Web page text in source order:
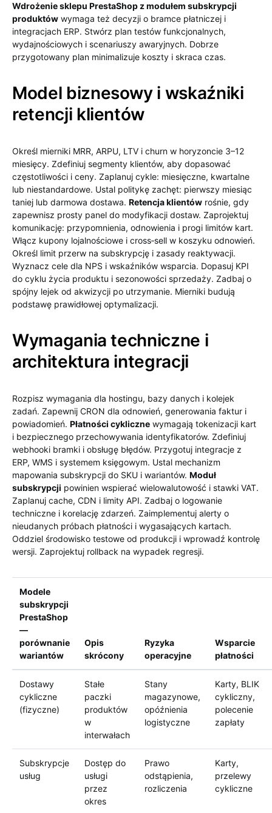
Wdrożenie sklepu PrestaShop z modułem subskrypcji
produktów wymaga też decyzji o bramce płatniczej i
integracjach ERP. Stwórz plan testów funkcjonalnych,
wydajnościowych i scenariuszy awaryjnych. Dobrze
przygotowany plan minimalizuje koszty i skraca czas.
Model biznesowy i wskaźniki
retencji klientów
Określ mierniki MRR, ARPU, LTV i churn w horyzoncie 3–12
miesięcy. Zdefiniuj segmenty klientów, aby dopasować
częstotliwości i ceny. Zaplanuj cykle: miesięczne, kwartalne
lub niestandardowe. Ustal politykę zachęt: pierwszy miesiąc
taniej lub darmowa dostawa. Retencja klientów rośnie, gdy
zapewnisz prosty panel do modyfikacji dostaw. Zaprojektuj
komunikację: przypomnienia, odnowienia i progi limitów kart.
Włącz kupony lojalnościowe i cross‑sell w koszyku odnowień.
Określ limit przerw na subskrypcję i zasady reaktywacji.
Wyznacz cele dla NPS i wskaźników wsparcia. Dopasuj KPI
do cyklu życia produktu i sezonowości sprzedaży. Zadbaj o
spójny lejek od akwizycji po utrzymanie. Mierniki budują
podstawę prawidłowej optymalizacji.
Wymagania techniczne i
architektura integracji
Rozpisz wymagania dla hostingu, bazy danych i kolejek
zadań. Zapewnij CRON dla odnowień, generowania faktur i
powiadomień. Płatności cykliczne wymagają tokenizacji kart
i bezpiecznego przechowywania identyfikatorów. Zdefiniuj
webhooki bramki i obsługę błędów. Przygotuj integracje z
ERP, WMS i systemem księgowym. Ustal mechanizm
mapowania subskrypcji do SKU i wariantów. Moduł
subskrypcji powinien wspierać wielowalutowość i stawki VAT.
Zaplanuj cache, CDN i limity API. Zadbaj o logowanie
techniczne i korelację zdarzeń. Zaimplementuj alerty o
nieudanych próbach płatności i wygasających kartach.
Oddziel środowisko testowe od produkcji i wprowadź kontrolę
wersji. Zaprojektuj rollback na wypadek regresji.
Modele
subskrypcji
PrestaShop
—
porównanie
wariantów
Opis
skrócony
Ryzyka
operacyjne
Wsparcie
płatności
Dostawy
cykliczne
(fizyczne)
Stałe
paczki
produktów
w
interwałach
Stany
magazynowe,
opóźnienia
logistyczne
Karty, BLIK
cykliczny,
polecenie
zapłaty
Subskrypcje
usług
Dostęp do
usługi
przez
okres
Prawo
odstąpienia,
rozliczenia
Karty,
przelewy
cykliczne